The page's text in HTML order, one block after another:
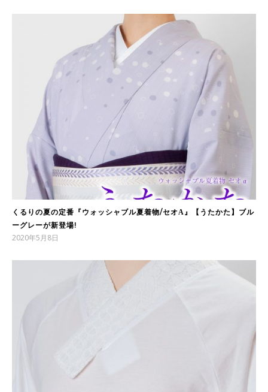
くるりの夏の定番『ウォッシャブル夏着物/セオΑ』【うたかた】ブル
ーグレーが新登場!
2020年5月8日